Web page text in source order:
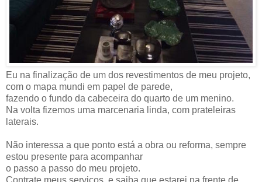
Eu na finalização de um dos revestimentos de meu projeto,
com o mapa mundi em papel de parede,
fazendo o fundo da cabeceira do quarto de um menino.
Na volta fizemos uma marcenaria linda, com prateleiras
laterais.
Não interessa a que ponto está a obra ou reforma, sempre
estou presente para acompanhar
o passo a passo do meu projeto.
Contrate meus serviços, e saiba que estarei na frente de